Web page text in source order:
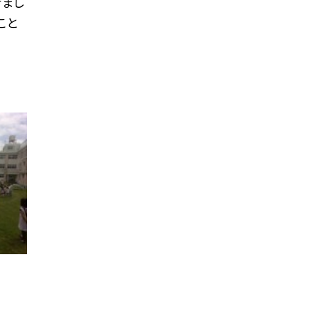
と